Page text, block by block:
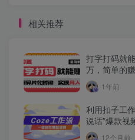
相关推荐
打字打码就
万，简单的
1年前
利用扣子工
说话”爆款视
12个月前